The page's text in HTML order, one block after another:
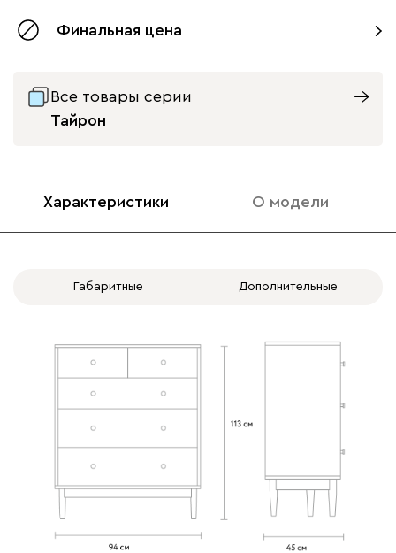
Финальная цена
Все товары серии
Тайрон
Характеристики О модели
Габаритные Дополнительные